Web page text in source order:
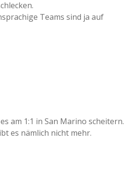
Teams sind ja auf
am 1:1 in San Marino scheitern.
es nämlich nicht mehr.